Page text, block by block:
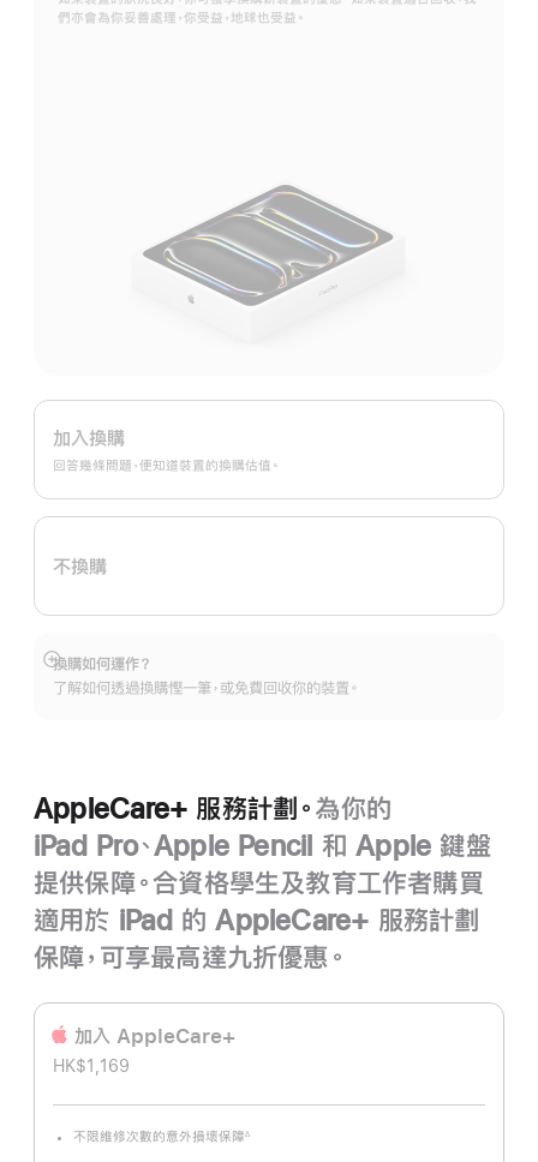
們亦會為你妥善處理，你受益，地球也受益。
Apple
Trade
換
購
劃。
加入換購
回答幾條問題，便知道裝置的換購估值。
不換購
換購如何運作？
了解如何透過換購慳一筆，或免費回收你的裝置。
顯
示
AppleCare+ 服務計劃。 為你的
iPad Pro、Apple Pencil 和 Apple 鍵盤
提供保障。合資格學生及教育工作者購買
適用於 iPad 的 AppleCare+ 服務計劃
保障，可享最高達九折優惠。
加入 AppleCare+
HK$1,169
不限維修次數的意外損壞保障∆